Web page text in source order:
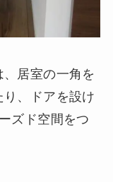
居室の一角を
、ドアを設け
ズド空間をつ